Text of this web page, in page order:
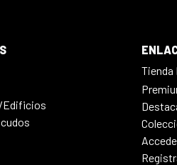
Edificios
Tienda